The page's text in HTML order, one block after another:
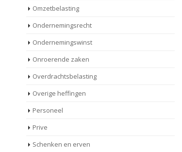
Omzetbelasting
Ondernemingsrecht
Ondernemingswinst
Onroerende zaken
Overdrachtsbelasting
Overige heffingen
Personeel
Prive
Schenken en erven